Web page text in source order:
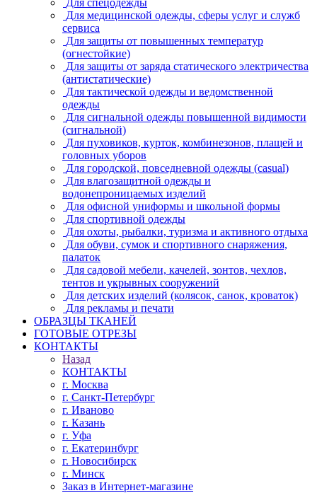
Для спецодежды
Для медицинской одежды, сферы услуг и служб
сервиса
Для защиты от повышенных температур
(огнестойкие)
Для защиты от заряда статического электричества
(антистатические)
Для тактической одежды и ведомственной
одежды
Для сигнальной одежды повышенной видимости
(сигнальной)
Для пуховиков, курток, комбинезонов, плащей и
головных уборов
Для городской, повседневной одежды (casual)
Для влагозащитной одежды и
водонепроницаемых изделий
Для офисной униформы и школьной формы
Для спортивной одежды
Для охоты, рыбалки, туризма и активного отдыха
Для обуви, сумок и спортивного снаряжения,
палаток
Для садовой мебели, качелей, зонтов, чехлов,
тентов и укрывных сооружений
Для детских изделий (колясок, санок, кроваток)
Для рекламы и печати
ОБРАЗЦЫ ТКАНЕЙ
ГОТОВЫЕ ОТРЕЗЫ
КОНТАКТЫ
Назад
КОНТАКТЫ
г. Москва
г. Санкт-Петербург
г. Иваново
г. Казань
г. Уфа
г. Екатеринбург
г. Новосибирск
г. Минск
Заказ в Интернет-магазине